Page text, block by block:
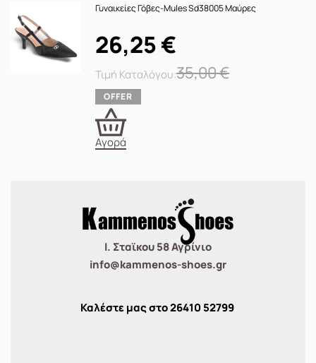
Γυναικείες Γόβες-Mules Sd38005 Μαύρες
35,00€
26,25€
Αγορά
Ι. Σταϊκου 58 Αγρίνιο
info@kammenos-shoes.gr
Καλέστε μας στο26410 52799